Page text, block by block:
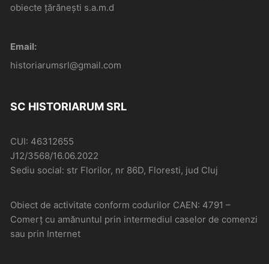
obiecte țărănești s.a.m.d
Email:
historiarumsrl@gmail.com
SC HISTORIARUM SRL
CUI: 46312655
J12/3568/16.06.2022
Sediu social: str Florilor, nr 86D, Floresti, jud Cluj
Obiect de activitate conform codurilor CAEN: 4791 –
Comerţ cu amănuntul prin intermediul caselor de comenzi
sau prin Internet